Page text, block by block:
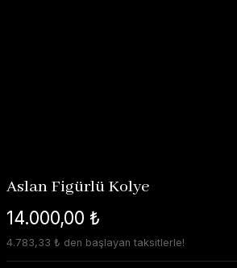
Aslan Figürlü Kolye
14.000,00 ₺
4.783,33 ₺ den başlayan taksitlerle!